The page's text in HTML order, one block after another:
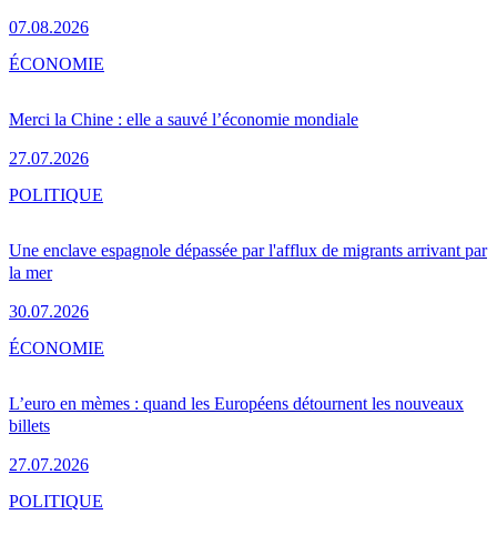
07.08.2026
Merci la Chine : elle a sauvé l’économie mondiale
27.07.2026
ÉCONOMIE
Une enclave espagnole dépassée par l'afflux de migrants arrivant par
la mer
30.07.2026
POLITIQUE
L’euro en mèmes : quand les Européens détournent les nouveaux
billets
27.07.2026
ÉCONOMIE
POLITIQUE